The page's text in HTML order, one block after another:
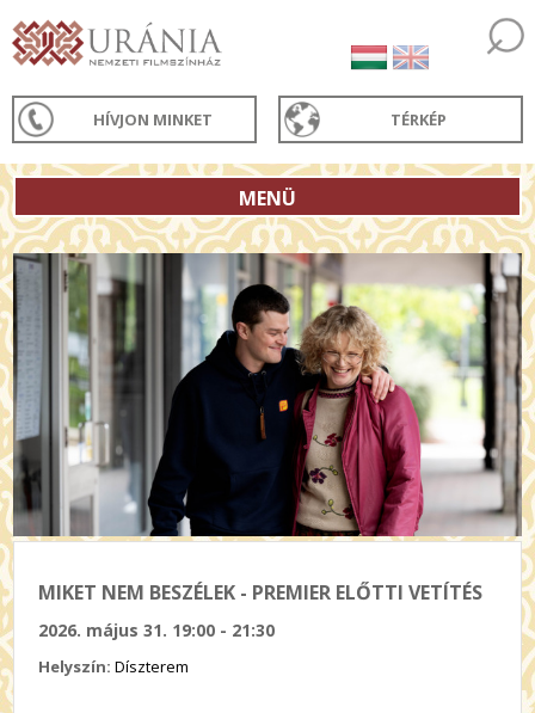
HÍVJON MINKET TÉRKÉP
MENÜ
MIKET NEM BESZÉLEK - PREMIER ELŐTTI VETÍTÉS
2026. május 31. 19:00 - 21:30
Helyszín:Díszterem